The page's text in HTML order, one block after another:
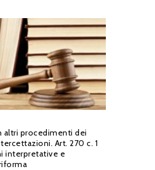
altri procedimenti dei
Art. 270 c. 1
interpretative e